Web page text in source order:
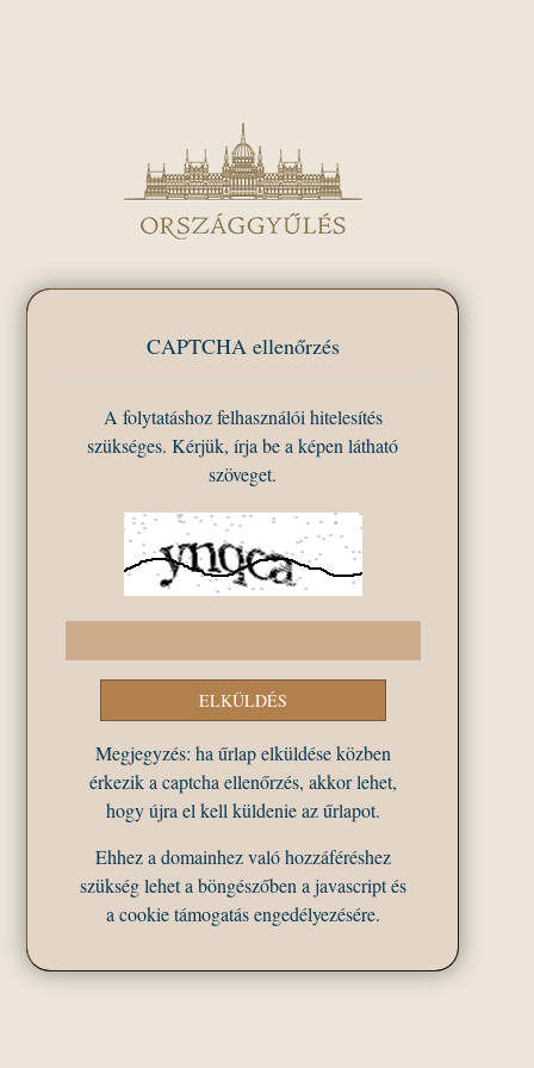
CAPTCHA ellenőrzés
A folytatáshoz felhasználói hitelesítés
szükséges. Kérjük, írja be a képen látható
szöveget.
Megjegyzés: ha űrlap elküldése közben
érkezik a captcha ellenőrzés, akkor lehet,
hogy újra el kell küldenie az űrlapot.
Ehhez a domainhez való hozzáféréshez
szükség lehet a böngészőben a javascript és
a cookie támogatás engedélyezésére.